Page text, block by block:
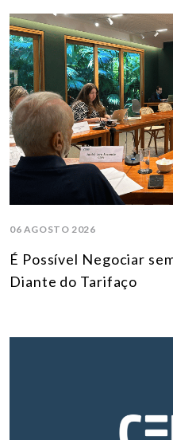
06 AGOSTO 2026
É Possível Negociar
Diante do Tarifaço